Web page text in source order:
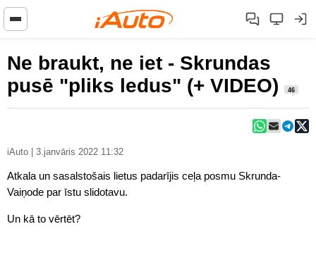
Ne braukt, ne iet - Skrundas
pusē "pliks ledus" (+ VIDEO)
46
iAuto | 3.janvāris 2022 11:32
Atkala un sasalstošais lietus padarījis ceļa posmu Skrunda-
Vaiņode par īstu slidotavu.
Un kā to vērtēt?